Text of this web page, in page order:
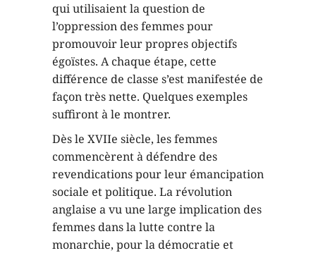
qui utilisaient la question de
l’oppression des femmes pour
promouvoir leur propres objectifs
égoïstes. A chaque étape, cette
différence de classe s’est manifestée de
façon très nette. Quelques exemples
suffiront à le montrer.
Dès le XVIIe siècle, les femmes
commencèrent à défendre des
revendications pour leur émancipation
sociale et politique. La révolution
anglaise a vu une large implication des
femmes dans la lutte contre la
monarchie, pour la démocratie et